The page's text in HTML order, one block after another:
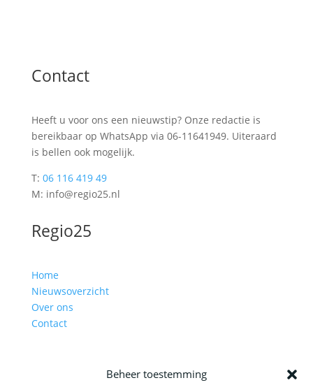
Beheer toestemming
Contact
Heeft u voor ons een nieuwstip? Onze redactie is
bereikbaar op WhatsApp via 06-11641949. Uiteraard
is bellen ook mogelijk.
T: 06 116 419 49
M: info@regio25.nl
Regio25
Home
Nieuwsoverzicht
Over ons
Contact